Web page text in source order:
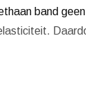
band